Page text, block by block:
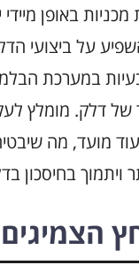
באופן מיידי
על ביצועי
במערכת
של דלק. מומלץ
מועד, מה
ויתמוך בחיסכון
הצמיגים